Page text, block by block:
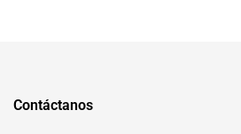
Contáctanos